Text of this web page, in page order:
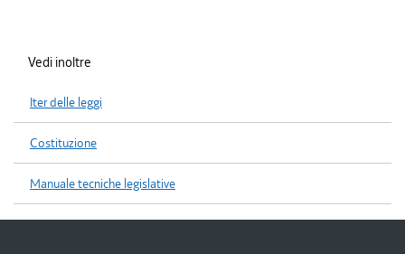
Vedi inoltre
Iter delle leggi
Costituzione
Manuale tecniche legislative